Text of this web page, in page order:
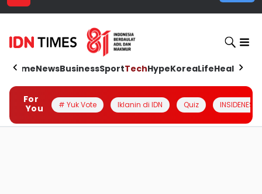
HomeNewsBusinessSportTechHypeKoreaLifeHealth
For
You
# Yuk Vote Iklanin di IDN Quiz INSIDENESIA